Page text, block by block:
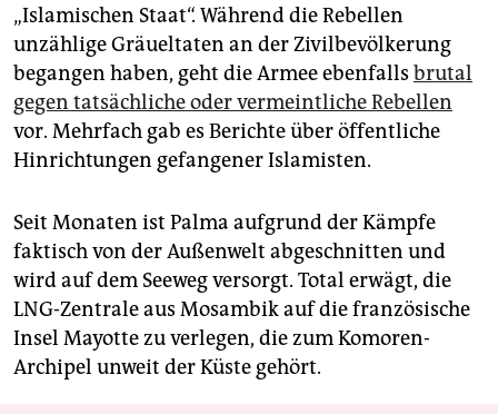
„Islamischen Staat“. Während die Rebellen
unzählige Gräueltaten an der Zivilbevölkerung
begangen haben, geht die Armee ebenfalls brutal
gegen tatsächliche oder vermeintliche Rebellen
vor. Mehrfach gab es Berichte über öffentliche
Hinrichtungen gefangener Islamisten.
Seit Monaten ist Palma aufgrund der Kämpfe
faktisch von der Außenwelt abgeschnitten und
wird auf dem Seeweg versorgt. Total erwägt, die
LNG-Zentrale aus Mosambik auf die französische
Insel Mayotte zu verlegen, die zum Komoren-
Archipel unweit der Küste gehört.